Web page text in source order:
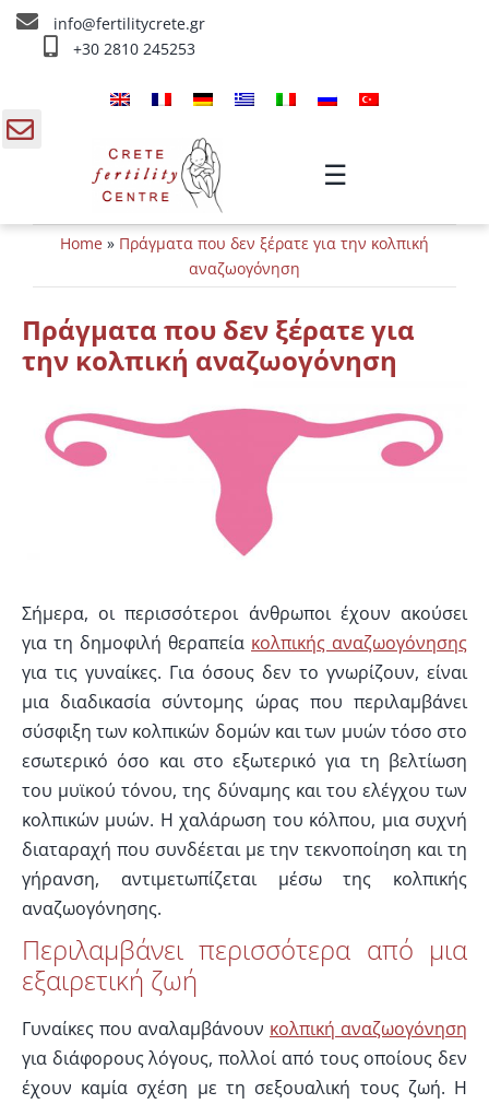
Skip
info@fertilitycrete.gr
+30 2810 245253
☰
Ποιοί είμαστε
Θεραπείες Υπογονιμότητας
Θεραπείες Αναζωογόνησης
Θεραπείες IV
Πληροφορίες
Επικοινωνία
Home » Πράγματα που δεν ξέρατε για την κολπική
αναζωογόνηση
Πράγματα που δεν ξέρατε για
την κολπική αναζωογόνηση
Σήμερα, οι περισσότεροι άνθρωποι έχουν ακούσει
για τη δημοφιλή θεραπεία κολπικής αναζωογόνησης
για τις γυναίκες. Για όσους δεν το γνωρίζουν, είναι
μια διαδικασία σύντομης ώρας που περιλαμβάνει
σύσφιξη των κολπικών δομών και των μυών τόσο στο
εσωτερικό όσο και στο εξωτερικό για τη βελτίωση
του μυϊκού τόνου, της δύναμης και του ελέγχου των
κολπικών μυών. Η χαλάρωση του κόλπου, μια συχνή
διαταραχή που συνδέεται με την τεκνοποίηση και τη
γήρανση, αντιμετωπίζεται μέσω της κολπικής
αναζωογόνησης.
Περιλαμβάνει περισσότερα από μια
εξαιρετική ζωή
Γυναίκες που αναλαμβάνουν κολπική αναζωογόνηση
για διάφορους λόγους, πολλοί από τους οποίους δεν
έχουν καμία σχέση με τη σεξουαλική τους ζωή. Η